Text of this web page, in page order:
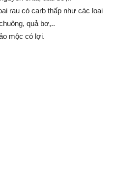
rau có carb thấp như các loại
quả bơ,..
mộc có lợi.